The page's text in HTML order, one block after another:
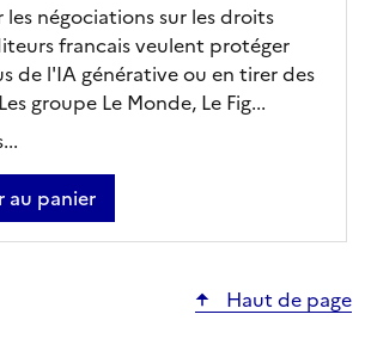
les négociations sur les droits
francais veulent protéger
de l'IA générative ou en tirer des
groupe Le Monde, Le Fig...
au panier
Haut de page